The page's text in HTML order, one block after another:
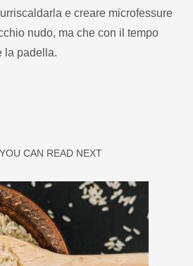
e creare microfessure
nudo, ma che con il tempo
la padella.
CAN READ NEXT